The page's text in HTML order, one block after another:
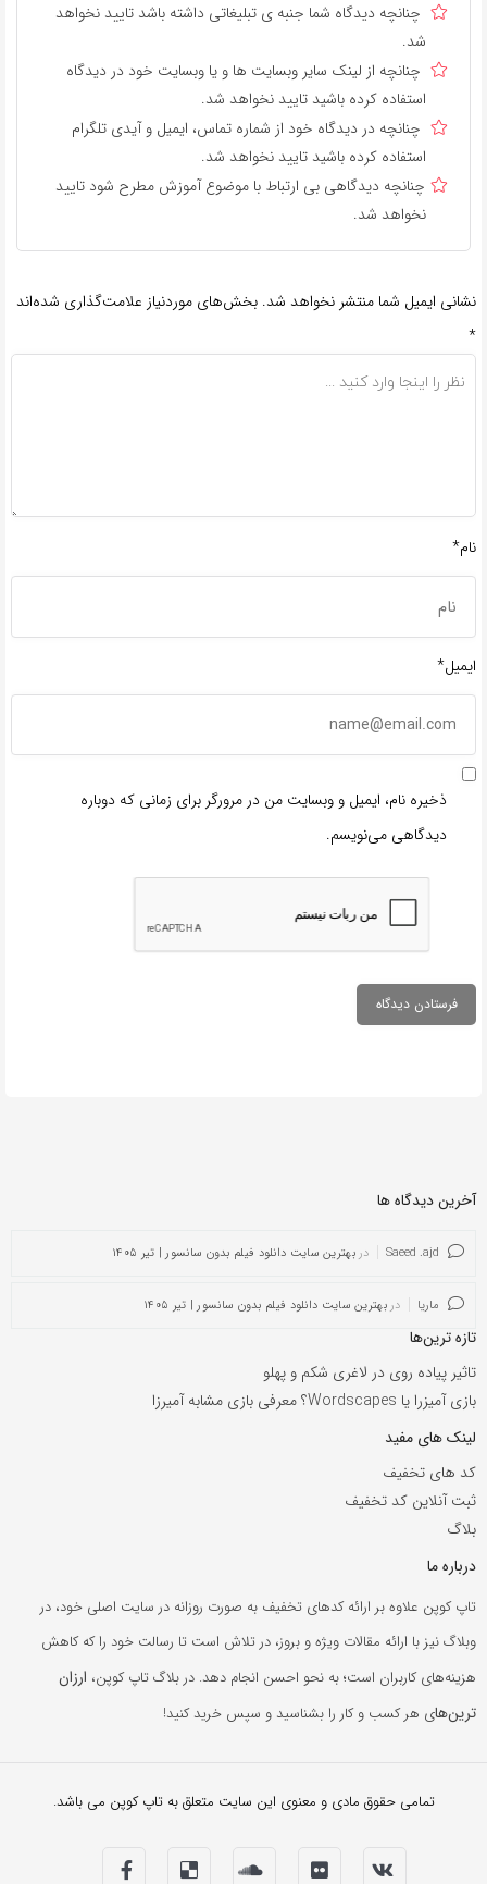
چنانچه دیدگاه شما جنبه ی تبلیغاتی داشته باشد تایید نخواهد
شد.
چنانچه از لینک سایر وبسایت ها و یا وبسایت خود در دیدگاه
استفاده کرده باشید تایید نخواهد شد.
چنانچه در دیدگاه خود از شماره تماس، ایمیل و آیدی تلگرام
استفاده کرده باشید تایید نخواهد شد.
چنانچه دیدگاهی بی ارتباط با موضوع آموزش مطرح شود تایید
نخواهد شد.
نشانی ایمیل شما منتشر نخواهد شد. بخش‌های موردنیاز علامت‌گذاری شده‌اند
*
نام*
ایمیل*
ذخیره نام، ایمیل و وبسایت من در مرورگر برای زمانی که دوباره
دیدگاهی می‌نویسم.
آخرین دیدگاه ها
Saeed .ajd در بهترین سایت دانلود فیلم بدون سانسور | تیر ۱۴۰۵
ماریا در بهترین سایت دانلود فیلم بدون سانسور | تیر ۱۴۰۵
تازه ترین‌ها
تاثیر پیاده روی در لاغری شکم و پهلو
بازی آمیزرا یا Wordscapes؟ معرفی بازی مشابه آمیرزا
لینک های مفید
کد های تخفیف
ثبت آنلاین کد تخفیف
بلاگ
درباره ما
تاپ کوپن علاوه بر ارائه کدهای تخفیف به صورت روزانه در سایت اصلی خود، در
وبلاگ نیز با ارائه مقالات ویژه و بروز، در تلاش است تا رسالت خود را که کاهش
هزینه‌های کاربران است؛ به نحو احسن انجام دهد. در بلاگ تاپ کوپن، ارزان
ترین‌های هر کسب و کار را بشناسید و سپس خرید کنید!
تمامی حقوق مادی و معنوی این سایت متعلق به تاپ کوپن می باشد.